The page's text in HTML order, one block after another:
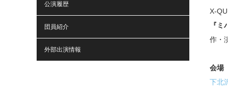
X-
『
作・
会場
下北
公演履歴
団員紹介
外部出演情報